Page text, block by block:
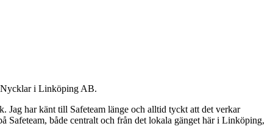
Nycklar i Linköping AB.
Jag har känt till Safeteam länge och alltid tyckt att det verkar
Safeteam, både centralt och från det lokala gänget här i Linköping,